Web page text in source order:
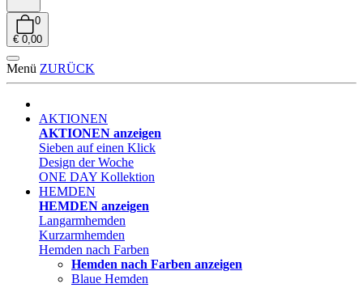
0
€ 0,00
Menü ZURÜCK
AKTIONEN
AKTIONEN anzeigen
Sieben auf einen Klick
Design der Woche
ONE DAY Kollektion
HEMDEN
HEMDEN anzeigen
Langarmhemden
Kurzarmhemden
Hemden nach Farben
Hemden nach Farben anzeigen
Blaue Hemden